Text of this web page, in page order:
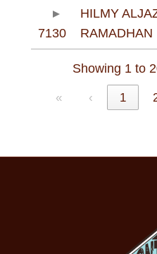
7130
HILMY
RAMADHAN
Showing 1 to
« ‹ 1